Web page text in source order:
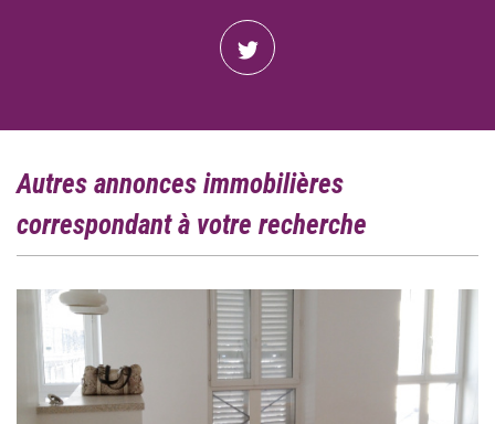
autres annonces immobilières
correspondant à votre recherche